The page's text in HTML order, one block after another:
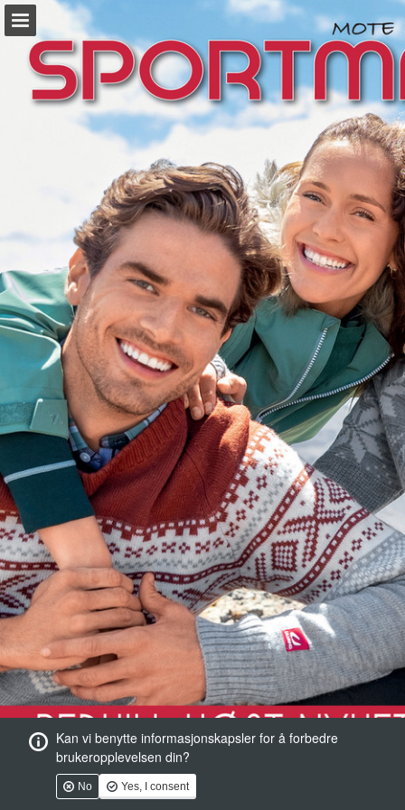
Kan vi benytte informasjonskapsler for å forbedre
brukeropplevelsen din?
No Yes, I consent
sportmann.no
Sideoversikten
Last ned PDF
Rapporter publikasjon